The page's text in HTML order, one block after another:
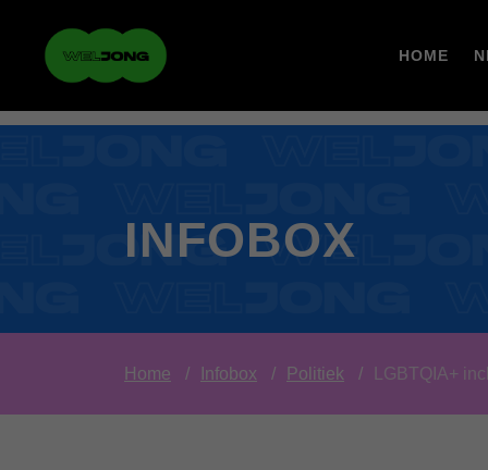
HOME
INFOBOX
Home Infobox Politiek LGBTQIA+